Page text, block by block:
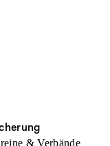
& Verbände